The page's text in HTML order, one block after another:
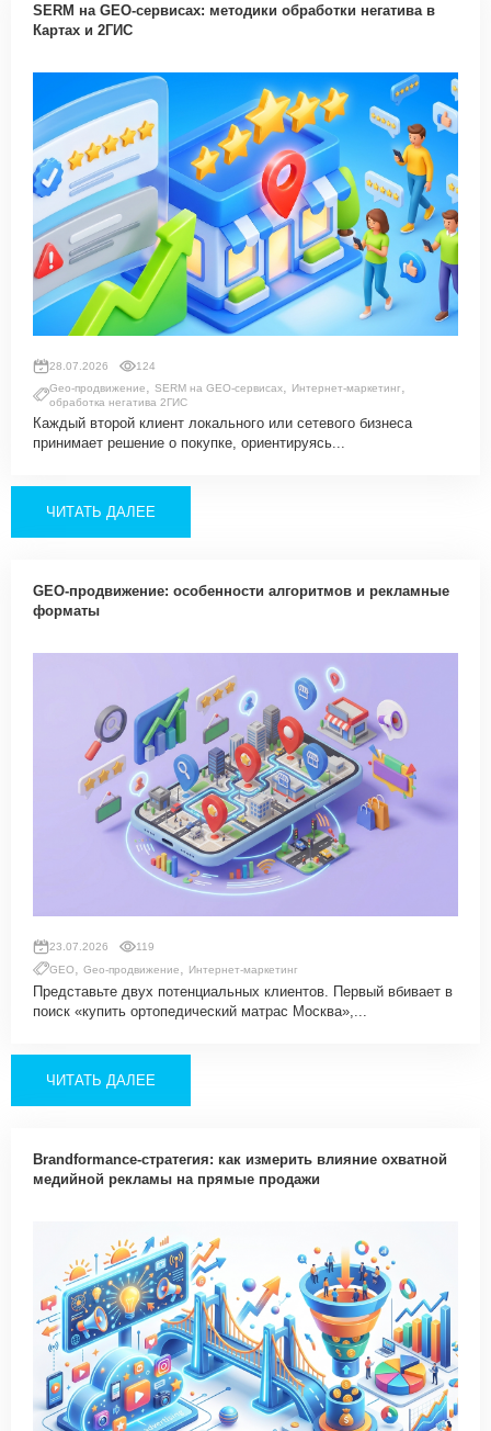
SERM на GEO-сервисах: методики обработки негатива в
Картах и 2ГИС
28.07.2026
124
Geo-продвижение, SERM на GEO-сервисах, Интернет-маркетинг,
обработка негатива 2ГИС
Каждый второй клиент локального или сетевого бизнеса
принимает решение о покупке, ориентируясь...
ЧИТАТЬ ДАЛЕЕ
GEO-продвижение: особенности алгоритмов и рекламные
форматы
23.07.2026
119
GEO, Geo-продвижение, Интернет-маркетинг
Представьте двух потенциальных клиентов. Первый вбивает в
поиск «купить ортопедический матрас Москва»,...
ЧИТАТЬ ДАЛЕЕ
Brandformance-стратегия: как измерить влияние охватной
медийной рекламы на прямые продажи